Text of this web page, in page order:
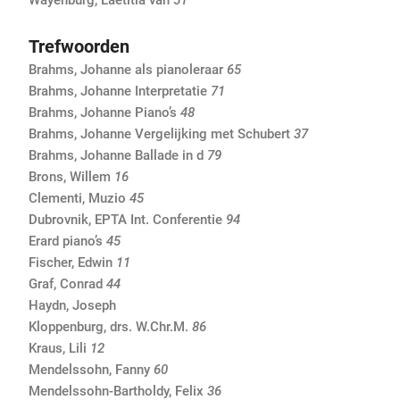
Trefwoorden
Brahms, Johanne als pianoleraar 65
Brahms, Johanne Interpretatie 71
Brahms, Johanne Piano’s 48
Brahms, Johanne Vergelijking met Schubert 37
Brahms, Johanne Ballade in d 79
Brons, Willem 16
Clementi, Muzio 45
Dubrovnik, EPTA Int. Conferentie 94
Erard piano’s 45
Fischer, Edwin 11
Graf, Conrad 44
Haydn, Joseph
Kloppenburg, drs. W.Chr.M. 86
Kraus, Lili 12
Mendelssohn, Fanny 60
Mendelssohn-Bartholdy, Felix 36